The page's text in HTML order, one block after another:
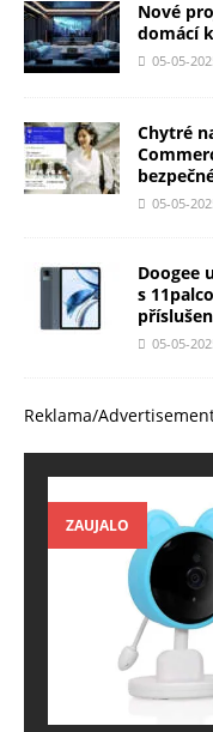
Nové
domácí
05-05-
Chytré
05-05-
Doogee
s
05-05-
Reklama/
ZAUJALO